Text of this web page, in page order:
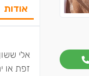
אודות
אלי
זפת או